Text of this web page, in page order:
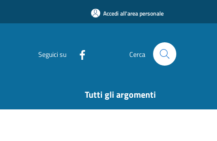
Accedi all'area personale
Seguici su Cerca
Tutti gli argomenti